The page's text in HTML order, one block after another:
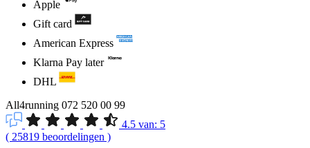
Apple
Gift card
American Express
Klarna Pay later
DHL
All4running 072 520 00 99
4.5 van: 5
( 25819 beoordelingen )